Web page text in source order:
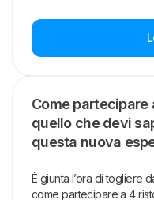
Come
quello che devi
questa nuova
È giunta l’ora di togliere
come partecipare a 4